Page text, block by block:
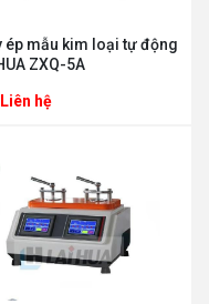
ép mẫu kim loại tự động
ZXQ-5A
Liên hệ